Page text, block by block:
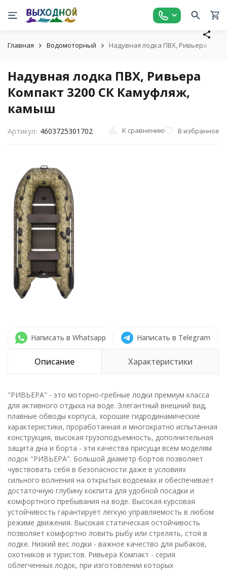
Главная Водомоторный Надувная лодка ПВХ, Ривьера
Надувная лодка ПВХ, Ривьера
Компакт 3200 СК Камуфляж,
камыш
Артикул: 4603725301702 К сравнению В избранное
Написать в Whatsapp Написать в Telegram
Описание Характеристики
"РИВЬЕРА" - это моторно-гребные лодки премиум класса
для активного отдыха на воде. Элегантный внешний вид,
плавные обводы корпуса, хорошие гидродинамические
характеристики, проработанная и многократно испытанная
конструкция, высокая грузоподъемность, дополнительная
защита дна и борта - эти качества присущи всем моделям
лодок "РИВЬЕРА". Большой диаметр бортов позволяет
чувствовать себя в безопасности даже в условиях
сильного волнения на открытых водоемах и обеспечивает
достаточную глубину кокпита для удобной посадки и
комфортного пребывания на воде. Высокая курсовая
устойчивость гарантирует легкую управляемость в любом
режиме движения. Высокая статическая остойчивость
позволяет комфортно ловить рыбу или стрелять, стоя в
лодке. Низкий вес лодки - важное качество для рыбаков,
охотников и туристов. Ривьера Компакт - серия
облегченных лодок, при изготовлении которых